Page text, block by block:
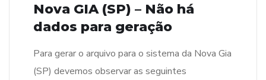
Nova GIA (SP) – Não há
dados para geração
Para gerar o arquivo para o sistema da Nova Gia
(SP) devemos observar as seguintes